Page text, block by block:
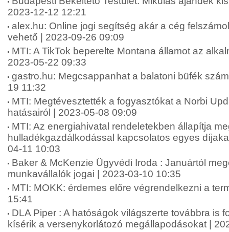
2023-12-12 12:21
alex.hu: Online jogi segítség akár a cég
vehető | 2023-09-26 09:09
MTI: A TikTok beperelte Montana államot az
2023-05-22 09:33
gastro.hu: Megcsappanhat a balatoni büfék
19 11:32
MTI: Megtévesztették a fogyasztókat a Norbi
hatásairól | 2023-05-08 09:09
MTI: Az energiahivatal rendeletekben állapítja
hulladékgazdálkodással kapcsolatos egyes
04-11 10:03
Baker & McKenzie Ügyvédi Iroda : Januártól
munkavállalók jogai | 2023-03-10 10:35
MTI: MOKK: érdemes előre végrendelkezni a
15:41
DLA Piper : A hatóságok világszerte továbbra is
kísérik a versenykorlátozó megállapodásokat |